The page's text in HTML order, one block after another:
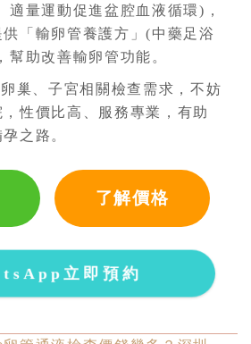
適量運動促進盆腔血液循環)，
供「輸卵管養護方」(中藥足浴
幫助改善輸卵管功能。
巢、子宮相關檢查需求，不妨
性價比高、服務專業，有助
之路。
了解價格
立即預約